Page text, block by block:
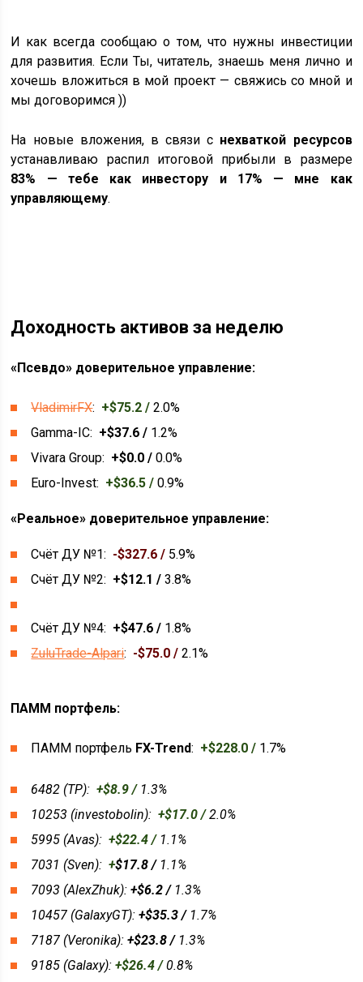
И как всегда сообщаю о том, что нужны инвестиции
для развития. Если Ты, читатель, знаешь меня лично и
хочешь вложиться в мой проект — свяжись со мной и
мы договоримся ))
На новые вложения, в связи с нехваткой ресурсов
устанавливаю распил итоговой прибыли в размере
83% — тебе как инвестору и 17% — мне как
управляющему.
Доходность активов за неделю
«Псевдо» доверительное управление:
VladimirFX: +$75.2 /2.0%
Gamma-IC: +$37.6 / 1.2%
Vivara Group: +$0.0 /0.0%
Euro-Invest: +$36.5 /0.9%
«Реальное» доверительное управление:
Счёт ДУ №1: -$327.6 / 5.9%
Счёт ДУ №2: +$12.1 /3.8%
Счёт ДУ №4: +$47.6 / 1.8%
ZuluTrade-Alpari: -$75.0 /2.1%
ПАММ портфель:
ПАММ портфель FX-Trend: +$228.0 / 1.7%
6482 (TP):+$8.9 / 1.3%
10253 (investobolin):+$17.0 /2.0%
5995 (Avas):+$22.4 / 1.1%
7031 (Sven):+$17.8 / 1.1%
7093 (AlexZhuk):+$6.2 / 1.3%
10457 (GalaxyGT):+$35.3 / 1.7%
7187 (Veronika):+$23.8 / 1.3%
9185 (Galaxy):+$26.4 /0.8%